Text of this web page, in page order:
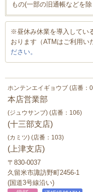
もの(一部の旧通帳などを
※昼休み休業を導入してい
おります（ATMはご利用い
ださい。
ホンテンエイギョウブ (店番：
本店営業部
(ジュウサンブ) (店番：106)
(十三部支店)
(カミツ) (店番：103)
(上津支店)
〒830-0037
久留米市諏訪野町2456-1
(国道3号線沿い)